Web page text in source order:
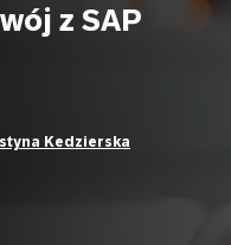
z SAP
Kedzierska